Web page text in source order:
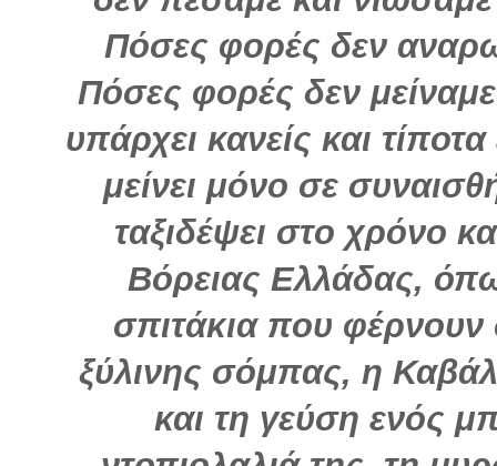
Πόσες φορές δεν
Πόσες φορές δεν
υπάρχει κανείς και
μείνει μόνο σε
ταξιδέψει στο χρόνο
Βόρειας Ελλάδας,
σπιτάκια που
ξύλινης σόμπας, η
και τη γεύση ενός